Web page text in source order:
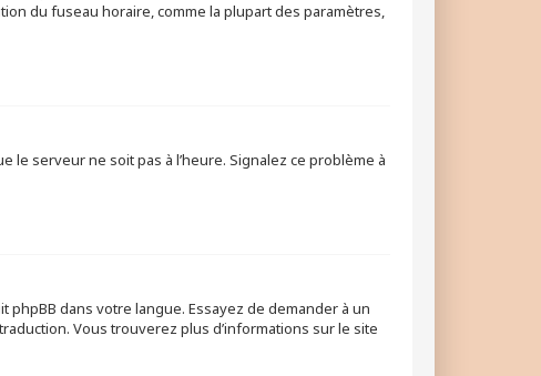
du fuseau horaire, comme la plupart des paramètres,
le serveur ne soit pas à l’heure. Signalez ce problème à
phpBB dans votre langue. Essayez de demander à un
Vous trouverez plus d’informations sur le site